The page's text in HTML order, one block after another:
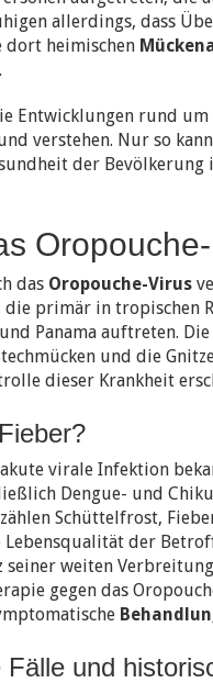
allerdings, dass
dort heimischen
Entwicklungen rund um
verstehen. Nur so
der Bevölkerung
das Oropouche-Virus
primär in tropischen
Panama auftreten.
und die
dieser Krankheit
virale Infektion
Dengue- und
Schüttelfrost,
Lebensqualität der
seiner weiten
gegen das
und